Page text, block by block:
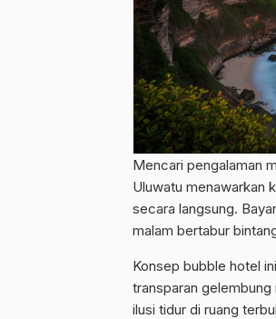
Mencari pengalaman
Uluwatu menawarkan
secara langsung.
malam bertabur
Konsep bubble hotel
transparan
ilusi tidur di ruang